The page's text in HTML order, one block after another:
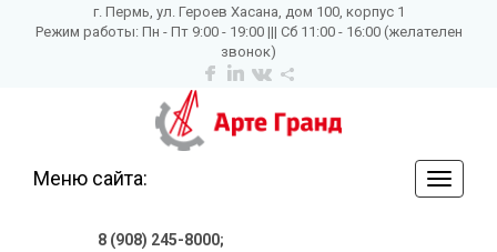
г. Пермь, ул. Героев Хасана, дом 100, корпус 1
Режим работы: Пн - Пт 9:00 - 19:00 ||| Сб 11:00 - 16:00 (желателен
звонок)
Меню сайта:
8 (908) 245-8000;